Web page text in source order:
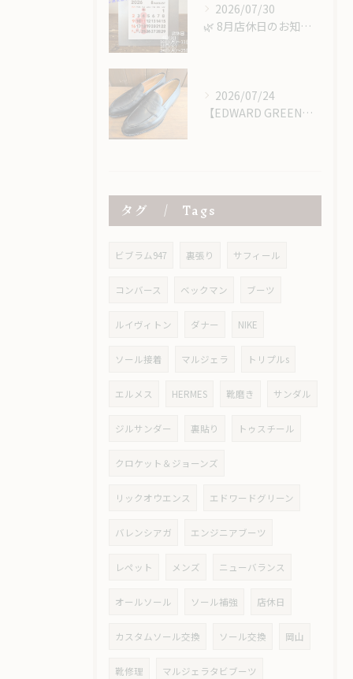
2026/07/30
​🌿 8月店休日のお知らせ 🌿
2026/07/24
【EDWARD GREEN】エドワードグリーンのローファーにハーフラバー＆ヴィンテージスチール取り付け！
タグ Tags
ビブラム947 裏張り サフィール
コンバース ベックマン ブーツ
ルイヴィトン ダナー NIKE
ソール接着 マルジェラ トリプルs
エルメス HERMES 靴磨き サンダル
ジルサンダー 裏貼り トゥスチール
クロケット＆ジョーンズ
リックオウエンス エドワードグリーン
バレンシアガ エンジニアブーツ
レペット メンズ ニューバランス
オールソール ソール補強 店休日
カスタムソール交換 ソール交換 岡山
靴修理 マルジェラタビブーツ